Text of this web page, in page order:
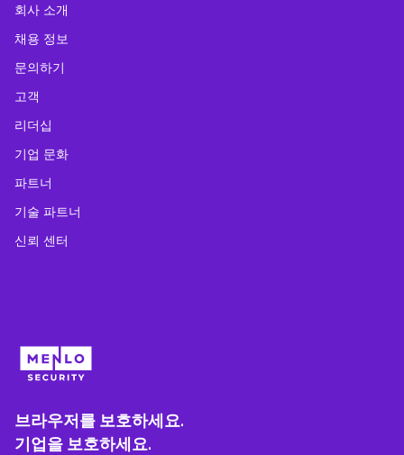
회사 소개
채용 정보
문의하기
고객
리더십
기업 문화
파트너
기술 파트너
신뢰 센터
브라우저를 보호하세요.
기업을 보호하세요.